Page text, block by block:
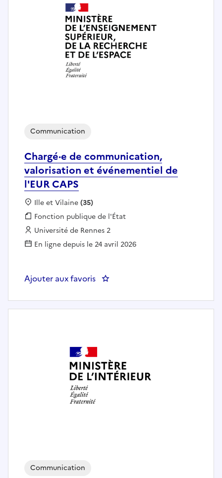
Chargé·e de communication,
valorisation et événementiel de
l'EUR CAPS
Communication
Localisation :
Ille et Vilaine(35)
Fonction publique :
Fonction publique de l'État
Employeur :
Université de Rennes 2
En ligne depuis le 24 avril 2026
Ajouter aux favoris : Chargé·e de communication,
Communication